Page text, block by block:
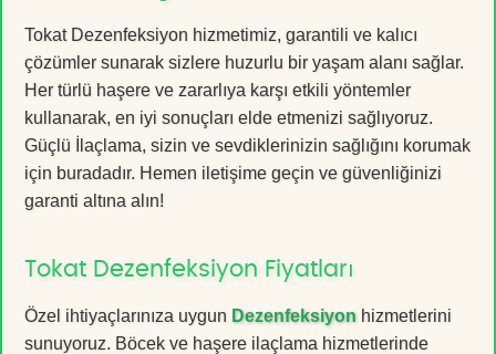
Tokat Dezenfeksiyon hizmetimiz, garantili ve kalıcı
çözümler sunarak sizlere huzurlu bir yaşam alanı sağlar.
Her türlü haşere ve zararlıya karşı etkili yöntemler
kullanarak, en iyi sonuçları elde etmenizi sağlıyoruz.
Güçlü İlaçlama, sizin ve sevdiklerinizin sağlığını korumak
için buradadır. Hemen iletişime geçin ve güvenliğinizi
garanti altına alın!
Tokat Dezenfeksiyon Fiyatları
Özel ihtiyaçlarınıza uygun Dezenfeksiyon hizmetlerini
sunuyoruz. Böcek ve haşere ilaçlama hizmetlerinde